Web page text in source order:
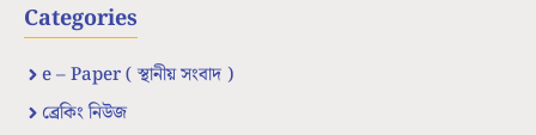
Categories
e – Paper ( স্থানীয় সংবাদ )
ব্রেকিং নিউজ